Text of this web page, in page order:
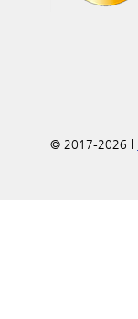
© 2017-2026 |